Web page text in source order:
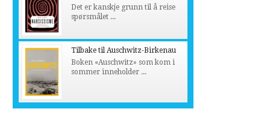
Det er kanskje grunn til å reise
spørsmålet ...
Tilbake til Auschwitz-Birkenau
Boken «Auschwitz» som kom i
sommer inneholder ...